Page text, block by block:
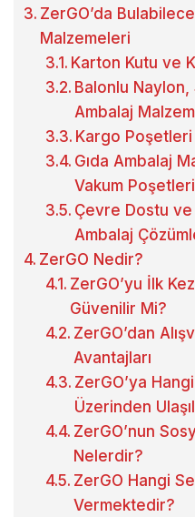
ZerGO’da
Malzemeleri
Karton Kutu ve
Balonlu
Ambalaj
Kargo
Gıda Ambalaj
Vakum
Çevre Dostu
Ambalaj
ZerGO Nedir?
ZerGO’yu İlk
Güvenilir Mi?
ZerGO’dan
Avantajları
ZerGO’ya
Üzerinden
ZerGO’nun
Nelerdir?
ZerGO Hangi
Vermektedir?